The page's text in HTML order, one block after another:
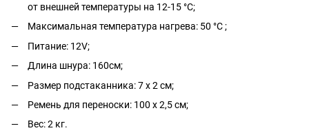
от внешней температуры на 12-15 °С;
Максимальная температура нагрева: 50 °С ;
Питание: 12V;
Длина шнура: 160см;
Размер подстаканника: 7 х 2 см;
Ремень для переноски: 100 х 2,5 см;
Вес: 2 кг.